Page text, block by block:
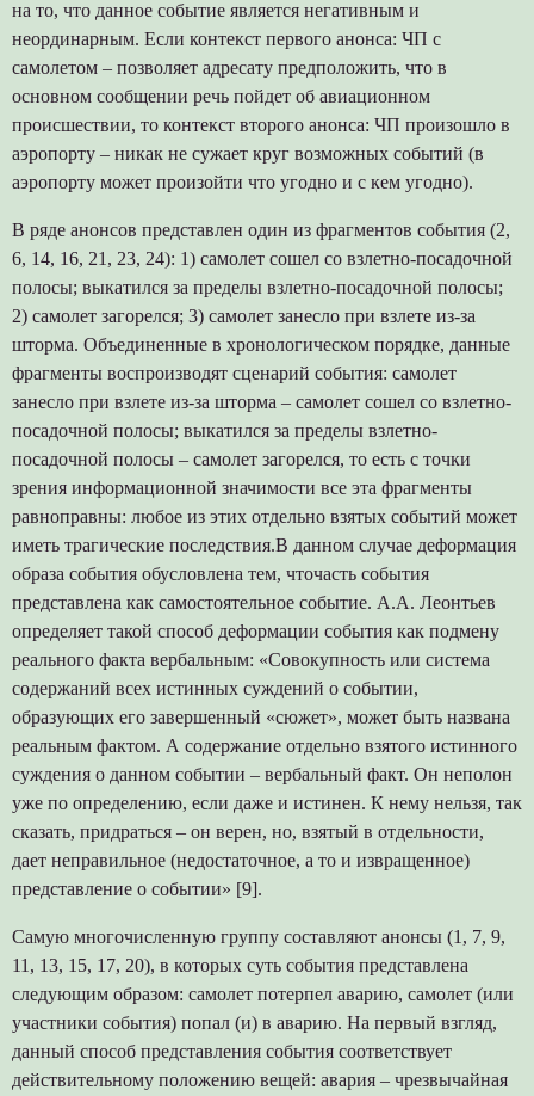
на то, что данное событие является негативным и
неординарным. Если контекст первого анонса: ЧП с
самолетом – позволяет адресату предположить, что в
основном сообщении речь пойдет об авиационном
происшествии, то контекст второго анонса: ЧП произошло в
аэропорту – никак не сужает круг возможных событий (в
аэропорту может произойти что угодно и с кем угодно).
В ряде анонсов представлен один из фрагментов события (2,
6, 14, 16, 21, 23, 24): 1) самолет сошел со взлетно-посадочной
полосы; выкатился за пределы взлетно-посадочной полосы;
2) самолет загорелся; 3) самолет занесло при взлете из-за
шторма. Объединенные в хронологическом порядке, данные
фрагменты воспроизводят сценарий события: самолет
занесло при взлете из-за шторма – самолет сошел со взлетно-
посадочной полосы; выкатился за пределы взлетно-
посадочной полосы – самолет загорелся, то есть с точки
зрения информационной значимости все эта фрагменты
равноправны: любое из этих отдельно взятых событий может
иметь трагические последствия.В данном случае деформация
образа события обусловлена тем, чточасть события
представлена как самостоятельное событие. А.А. Леонтьев
определяет такой способ деформации события как подмену
реального факта вербальным: «Совокупность или система
содержаний всех истинных суждений о событии,
образующих его завершенный «сюжет», может быть названа
реальным фактом. А содержание отдельно взятого истинного
суждения о данном событии – вербальный факт. Он неполон
уже по определению, если даже и истинен. К нему нельзя, так
сказать, придраться – он верен, но, взятый в отдельности,
дает неправильное (недостаточное, а то и извращенное)
представление о событии» [9].
Самую многочисленную группу составляют анонсы (1, 7, 9,
11, 13, 15, 17, 20), в которых суть события представлена
следующим образом: самолет потерпел аварию, самолет (или
участники события) попал (и) в аварию. На первый взгляд,
данный способ представления события соответствует
действительному положению вещей: авария – чрезвычайная